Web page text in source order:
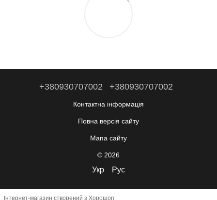
+380930707002 +380930707002
Контактна інформація
Повна версія сайту
Мапа сайту
© 2026
Укр Рус
Інтернет-магазин створений з Хорошоп